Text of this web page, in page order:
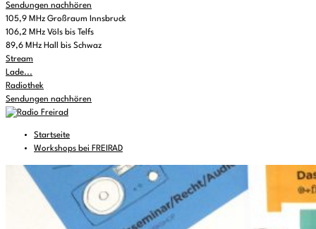
Sendungen nachhören
105,9 MHz Großraum Innsbruck
106,2 MHz Völs bis Telfs
89,6 MHz Hall bis Schwaz
Stream
Lade...
Radiothek
Sendungen nachhören
Startseite
Workshops bei FREIRAD